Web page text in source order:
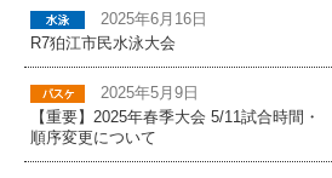
2025年6月16日
R7狛江市民水泳大会
2025年5月9日
【重要】2025年春季大会 5/11試合時間・
順序変更について